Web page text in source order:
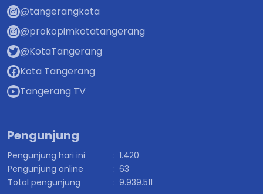
@tangerangkota
@prokopimkotatangerang
@KotaTangerang
Kota Tangerang
Tangerang TV
Pengunjung
Pengunjung hari ini : 1.420
Pengunjung online
: 63
Total pengunjung
: 9.939.511